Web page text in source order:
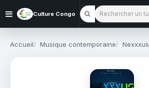
Culture Congo Rechercher un tube
Accueil Musique contemporaine Nexxxus